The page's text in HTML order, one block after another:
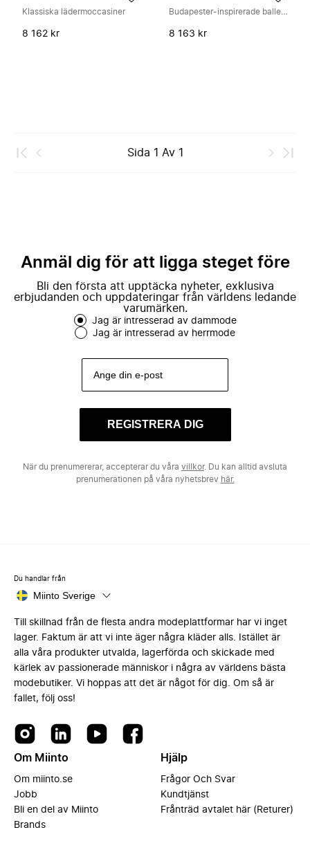
Klassiska lädermoccasiner
8 162 kr
Budapester-inspirerade ballerinaskor
8 163 kr
Sida 1 Av 1
Anmäl dig för att ligga steget före
Bli den första att upptäcka nyheter, exklusiva
erbjudanden och uppdateringar från världens ledande
varumärken.
Jag är intresserad av dammode
Jag är intresserad av herrmode
REGISTRERA DIG
När du prenumererar, accepterar du våra villkor. Du kan alltid avsluta
prenumerationen på våra nyhetsbrev här.
Du handlar från
Miinto Sverige
Till skillnad från de flesta andra modeplattformar har vi inget
lager. Faktum är att vi inte äger några kläder alls. Istället är
alla våra produkter utvalda, lagerförda och skickade med
kärlek av passionerade människor i några av världens bästa
modebutiker. Vi hoppas att det är något för dig. Om så är
fallet, följ oss!
Om Miinto
Om miinto.se
Jobb
Bli en del av Miinto
Brands
Hjälp
Frågor Och Svar
Kundtjänst
Frånträd avtalet här (Returer)